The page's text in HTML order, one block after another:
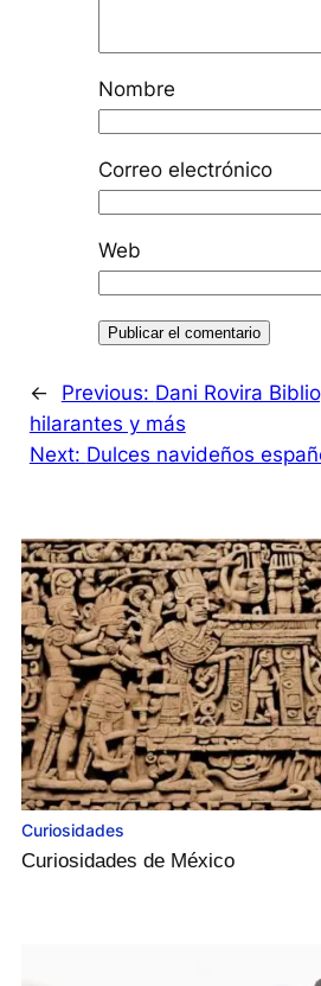
Nombre
Correo electrónico
Web
← Previous: Dani Rovira
hilarantes y más
Next: Dulces navideños
Curiosidades
Curiosidades de México